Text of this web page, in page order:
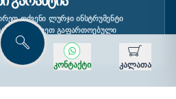
ძებნა
კონტაქტი კალათა
ᲗᲥᲕᲔᲜᲘ ᲚᲣᲠᲯᲘ ᲘᲜᲡᲢᲠᲣᲛᲔᲜᲢᲘ
ᲘᲡᲐᲠᲒᲔᲑᲚᲔᲗ ᲒᲐᲤᲐᲠᲗᲝᲔᲑᲣᲚᲘ